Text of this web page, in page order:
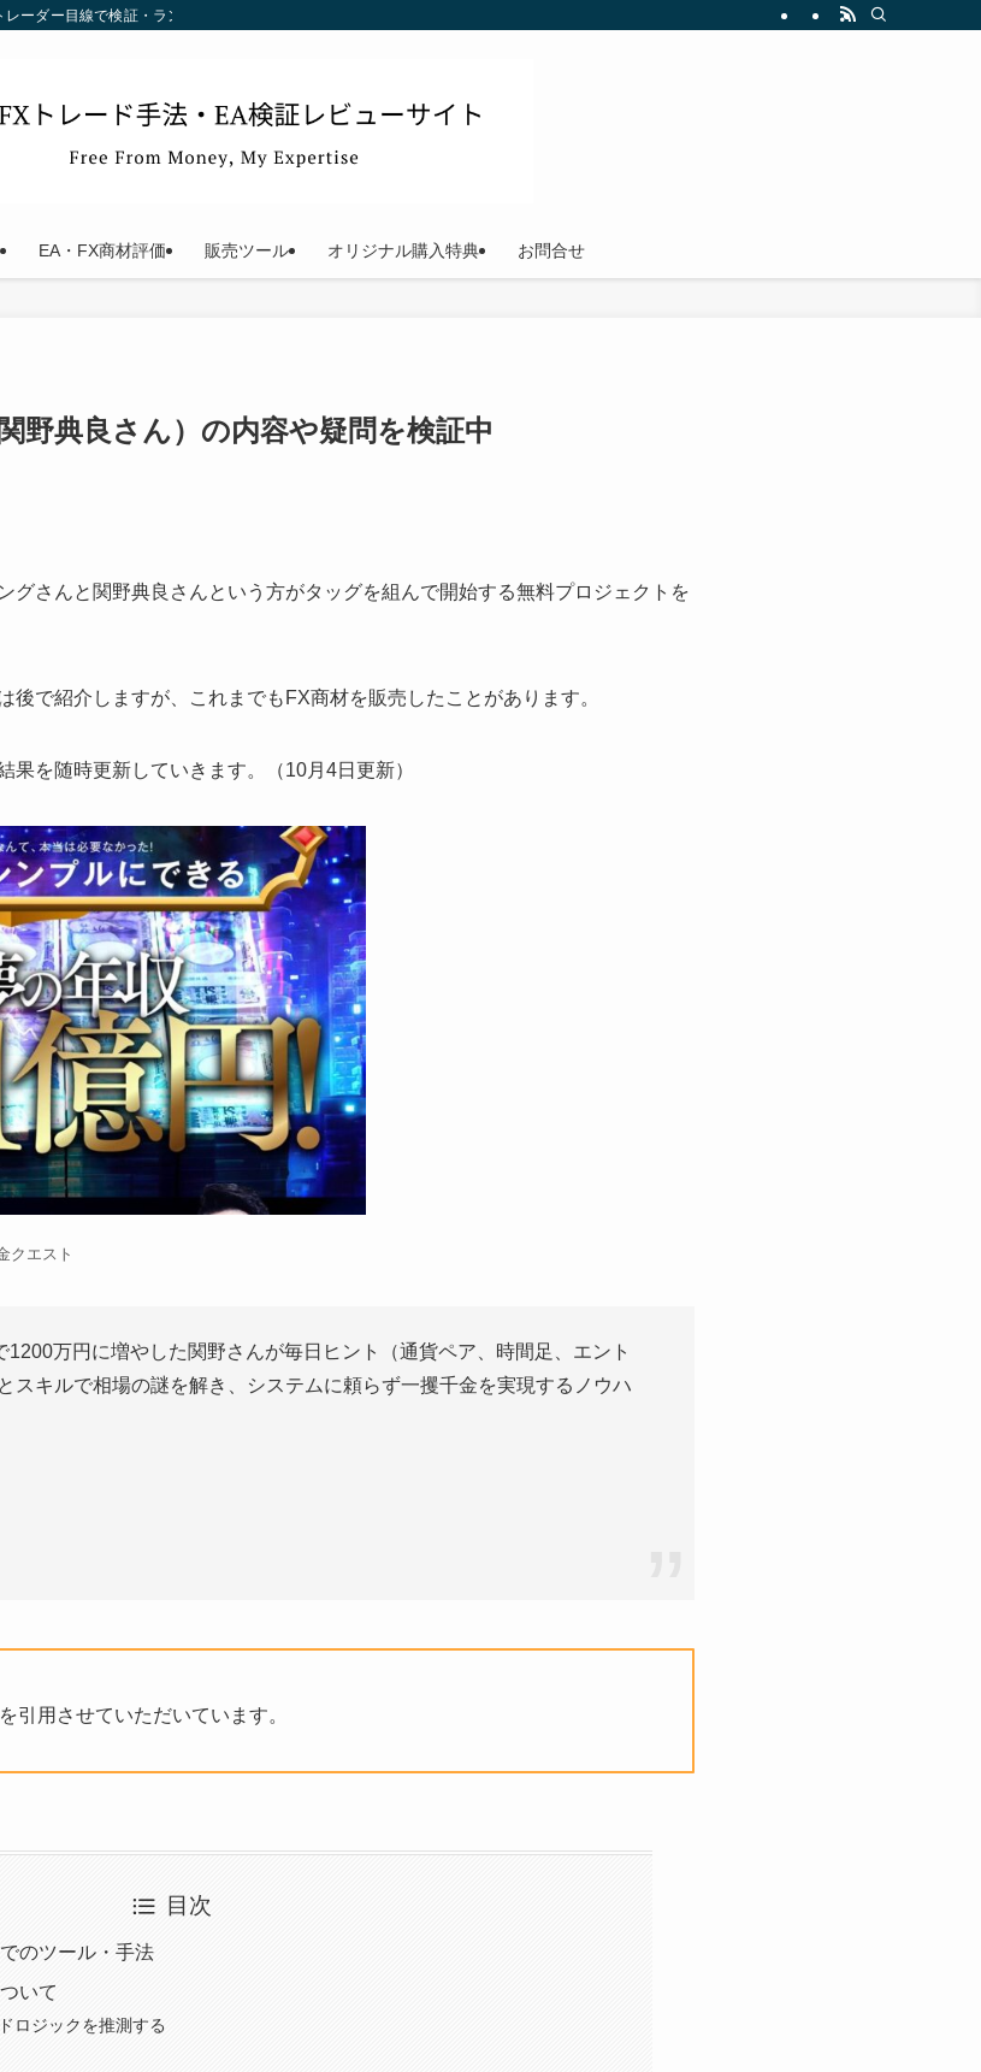
ーダー目線で検証・ランキング化している当サイトをご利用ください
EA・FX商材評価 販売ツール オリジナル購入特典 お問合せ
野典良さん）の内容や疑問を検証中
グさんと関野典良さんという方がタッグを組んで開始する無料プロジェクトを
後で紹介しますが、これまでもFX商材を販売したことがあります。
果を随時更新していきます。（10月4日更新）
クエスト
万円に増やした関野さんが毎日ヒント（通貨ペア、時間足、エント
スキルで相場の謎を解き、システムに頼らず一攫千金を実現するノウハ
引用させていただいています。
目次
のツール・手法
いて
ロジックを推測する